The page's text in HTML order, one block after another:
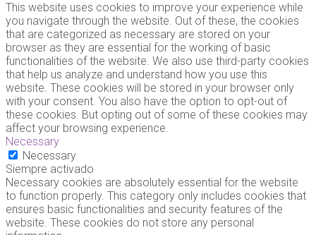
This website uses cookies to improve your experience while
you navigate through the website. Out of these, the cookies
that are categorized as necessary are stored on your
browser as they are essential for the working of basic
functionalities of the website. We also use third-party cookies
that help us analyze and understand how you use this
website. These cookies will be stored in your browser only
with your consent. You also have the option to opt-out of
these cookies. But opting out of some of these cookies may
affect your browsing experience.
Necessary
Necessary
Siempre activado
Necessary cookies are absolutely essential for the website
to function properly. This category only includes cookies that
ensures basic functionalities and security features of the
website. These cookies do not store any personal